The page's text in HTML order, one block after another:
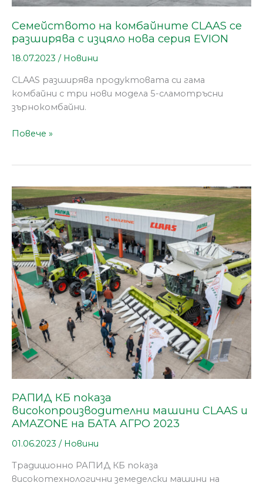
Семейството на комбайните CLAAS се
разширява с изцяло нова серия EVION
18.07.2023 / Новини
CLAAS разширява продуктовата си гама
комбайни с три нови модела 5-сламотръсни
зърнокомбайни.
Повече »
РАПИД КБ показа
високопроизводителни машини CLAAS и
AMAZONE на БАТА АГРО 2023
01.06.2023 / Новини
Традиционно РАПИД КБ показа
високотехнологични земеделски машини на
РАПИД
КБ
показа
високопроизводителни
машини
CLAAS
и
AMAZONE
на
БАТА
АГРО
2023